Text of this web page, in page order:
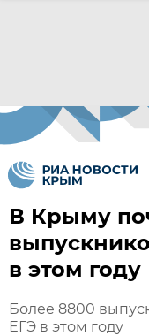
В Крыму
в этом году
Более 8800
ЕГЭ в этом году